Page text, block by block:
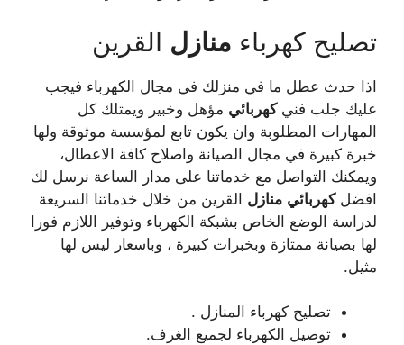
تصليح كهرباء منازل القرين
اذا حدث عطل ما في منزلك في مجال الكهرباء فيجب
عليك جلب فنيكهربائي مؤهل وخبير ويمتلك كل
المهارات المطلوبة وان يكون تابع لمؤسسة موثوقة ولها
خبرة كبيرة في مجال الصيانة واصلاح كافة الاعطال،
ويمكنك التواصل مع خدماتنا على مدار الساعة نرسل لك
افضلكهربائي منازل القرين من خلال خدماتنا السريعة
لدراسة الوضع الخاص بشبكة الكهرباء وتوفير اللازم فورا
لها بصيانة ممتازة وبخبرات كبيرة ، وباسعار ليس لها
مثيل.
تصليح كهرباء المنازل .
توصيل الكهرباء لجميع الغرف.